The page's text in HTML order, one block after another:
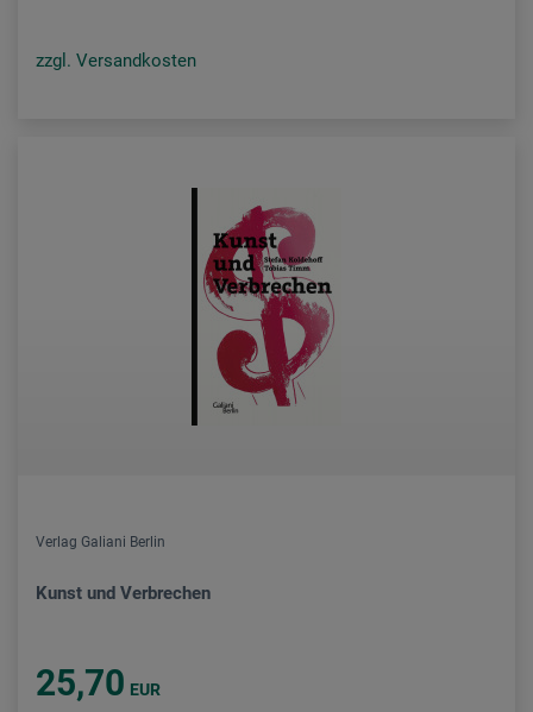
zzgl. Versandkosten
Verlag Galiani Berlin
Kunst und Verbrechen
25,70 EUR